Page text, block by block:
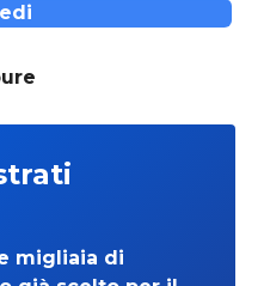
migliaia di